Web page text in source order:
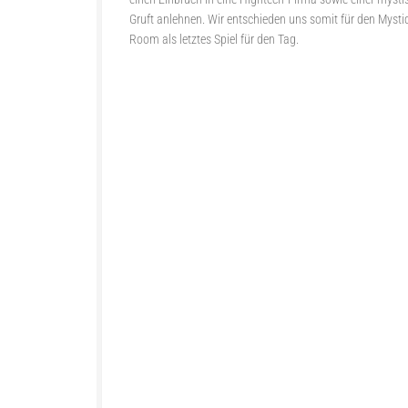
Gruft anlehnen. Wir entschieden uns somit für den
Room als letztes Spiel für den Tag.